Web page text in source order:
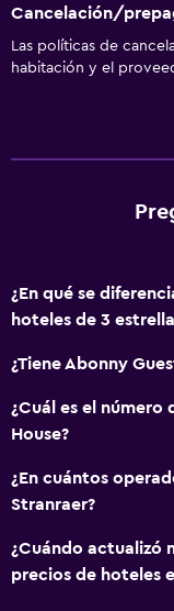
Cancelación/
Las políticas de
habitación y el
¿En qué se
hoteles de 3
¿Tiene Abonny
¿Cuál es el número
House?
¿En cuántos
Stranraer?
¿Cuándo actualizó
precios de hoteles